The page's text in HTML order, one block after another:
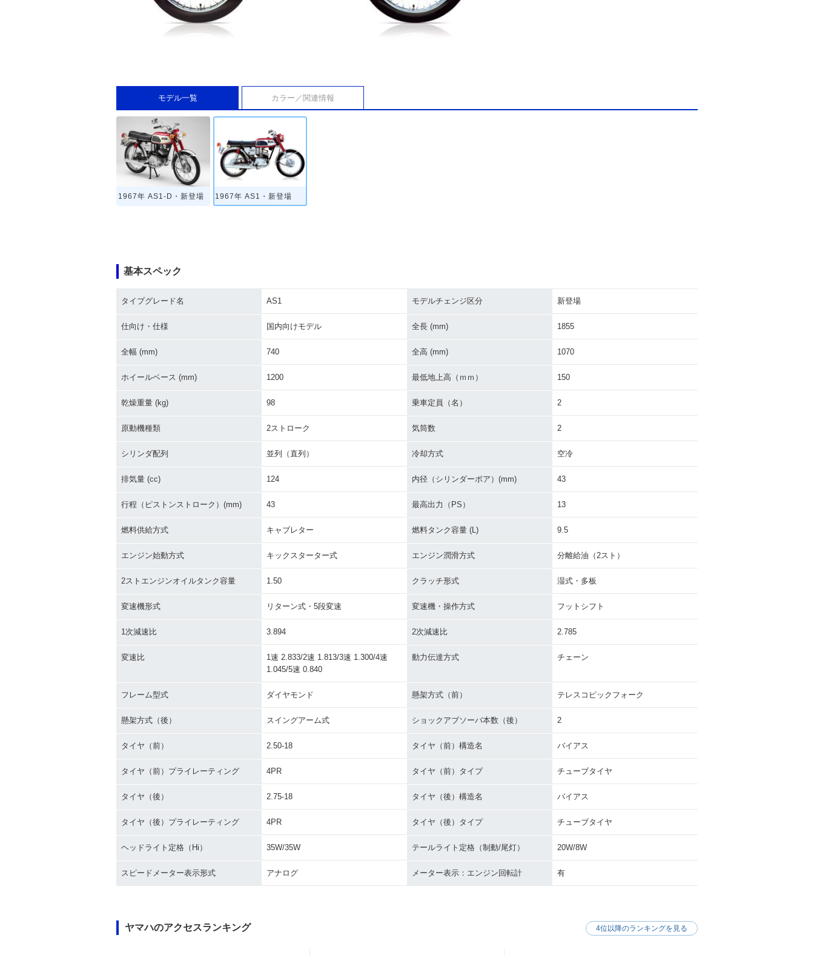
モデル一覧 カラー／関連情報
1967年 AS1-D・新登場 1967年 AS1・新登場
基本スペック
タイプグレード名 AS1 モデルチェンジ区分 新登場
仕向け・仕様 国内向けモデル 全長 (mm) 1855
全幅 (mm) 740 全高 (mm) 1070
ホイールベース (mm) 1200 最低地上高（ｍｍ） 150
乾燥重量 (kg) 98 乗車定員（名） 2
原動機種類 2ストローク 気筒数 2
シリンダ配列 並列（直列） 冷却方式 空冷
排気量 (cc) 124 内径（シリンダーボア）(mm) 43
行程（ピストンストローク）(mm) 43 最高出力（PS） 13
燃料供給方式 キャブレター 燃料タンク容量 (L) 9.5
エンジン始動方式 キックスターター式 エンジン潤滑方式 分離給油（2スト）
2ストエンジンオイルタンク容量 1.50 クラッチ形式 湿式・多板
変速機形式 リターン式・5段変速 変速機・操作方式 フットシフト
1次減速比 3.894 2次減速比 2.785
変速比
1速 2.833/2速 1.813/3速 1.300/4速
1.045/5速 0.840
動力伝達方式 チェーン
フレーム型式 ダイヤモンド 懸架方式（前） テレスコピックフォーク
懸架方式（後） スイングアーム式 ショックアブソーバ本数（後） 2
タイヤ（前） 2.50-18 タイヤ（前）構造名 バイアス
タイヤ（前）プライレーティング 4PR タイヤ（前）タイプ チューブタイヤ
タイヤ（後） 2.75-18 タイヤ（後）構造名 バイアス
タイヤ（後）プライレーティング 4PR タイヤ（後）タイプ チューブタイヤ
ヘッドライト定格（Hi） 35W/35W テールライト定格（制動/尾灯） 20W/8W
スピードメーター表示形式 アナログ メーター表示：エンジン回転計 有
ヤマハのアクセスランキング 4位以降のランキングを見る